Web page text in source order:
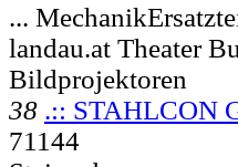
...
landau.at Theater
Bildprojektoren
38 .:: STAHLCON
71144